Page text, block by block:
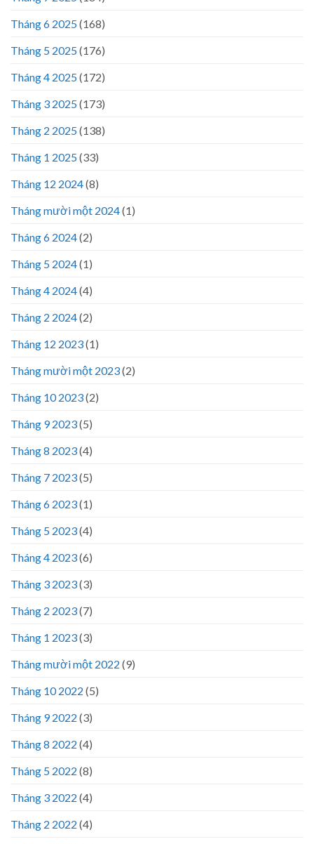
Tháng 6 2025(168)
Tháng 5 2025(176)
Tháng 4 2025(172)
Tháng 3 2025(173)
Tháng 2 2025(138)
Tháng 1 2025(33)
Tháng 12 2024(8)
Tháng mười một 2024(1)
Tháng 6 2024(2)
Tháng 5 2024(1)
Tháng 4 2024(4)
Tháng 2 2024(2)
Tháng 12 2023(1)
Tháng mười một 2023(2)
Tháng 10 2023(2)
Tháng 9 2023(5)
Tháng 8 2023(4)
Tháng 7 2023(5)
Tháng 6 2023(1)
Tháng 5 2023(4)
Tháng 4 2023(6)
Tháng 3 2023(3)
Tháng 2 2023(7)
Tháng 1 2023(3)
Tháng mười một 2022 (9)
Tháng 10 2022 (5)
Tháng 9 2022 (3)
Tháng 8 2022 (4)
Tháng 5 2022 (8)
Tháng 3 2022 (4)
Tháng 2 2022 (4)